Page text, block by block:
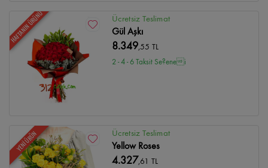
HAFTANIN ÜRÜNÜ Ücretsiz Teslimat
Gül Aşkı
8.349,55 TL
2 - 4 - 6 Taksit Se?enei
YENİ ÜRÜN Ücretsiz Teslimat
Yellow Roses
4.327,61 TL